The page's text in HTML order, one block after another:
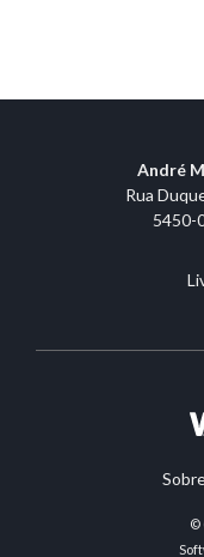
André
Rua
5450-
©